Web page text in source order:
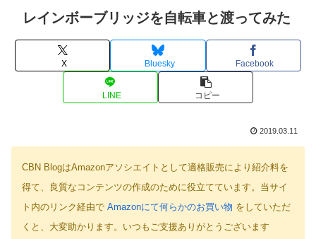
レインボーブリッジを自転車と渡ってみた
X Bluesky Facebook
LINE コピー
2019.03.11
CBN BlogはAmazonアソシエイトとして適格販売により紹介料を
得て、良質なコンテンツの作成のために役立てています。当サイ
ト内のリンク経由で Amazonにて何らかのお買い物 をしていただ
くと、大変助かります。いつもご支援ありがとうございます